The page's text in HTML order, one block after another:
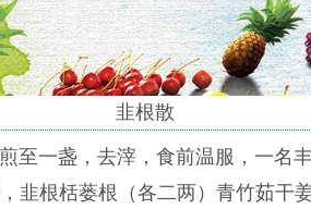
韭根散
至一盏，去滓，食前温服，一名
韭根栝蒌根（各二两）青竹茹干